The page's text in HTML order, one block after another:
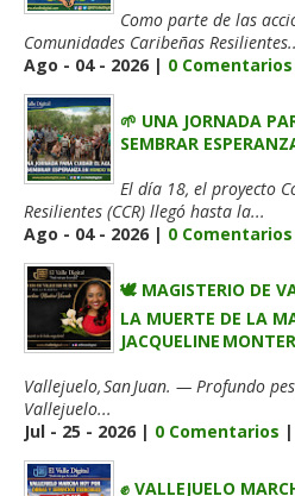
Como parte de las
Comunidades Caribeñas
Ago - 04 - 2026 | 0 Comentarios
🌱 UNA JORNADA
SEMBRAR
El día 18, el proyecto
Resilientes (CCR) llegó hasta la...
Ago - 04 - 2026 | 0 Comentarios
🕊️ MAGISTERIO DE
LA MUERTE DE LA
JACQUELINE
Vallejuelo, San Juan. — Profundo
Vallejuelo...
Jul - 25 - 2026 | 0 Comentarios |
✊ VALLEJUELO